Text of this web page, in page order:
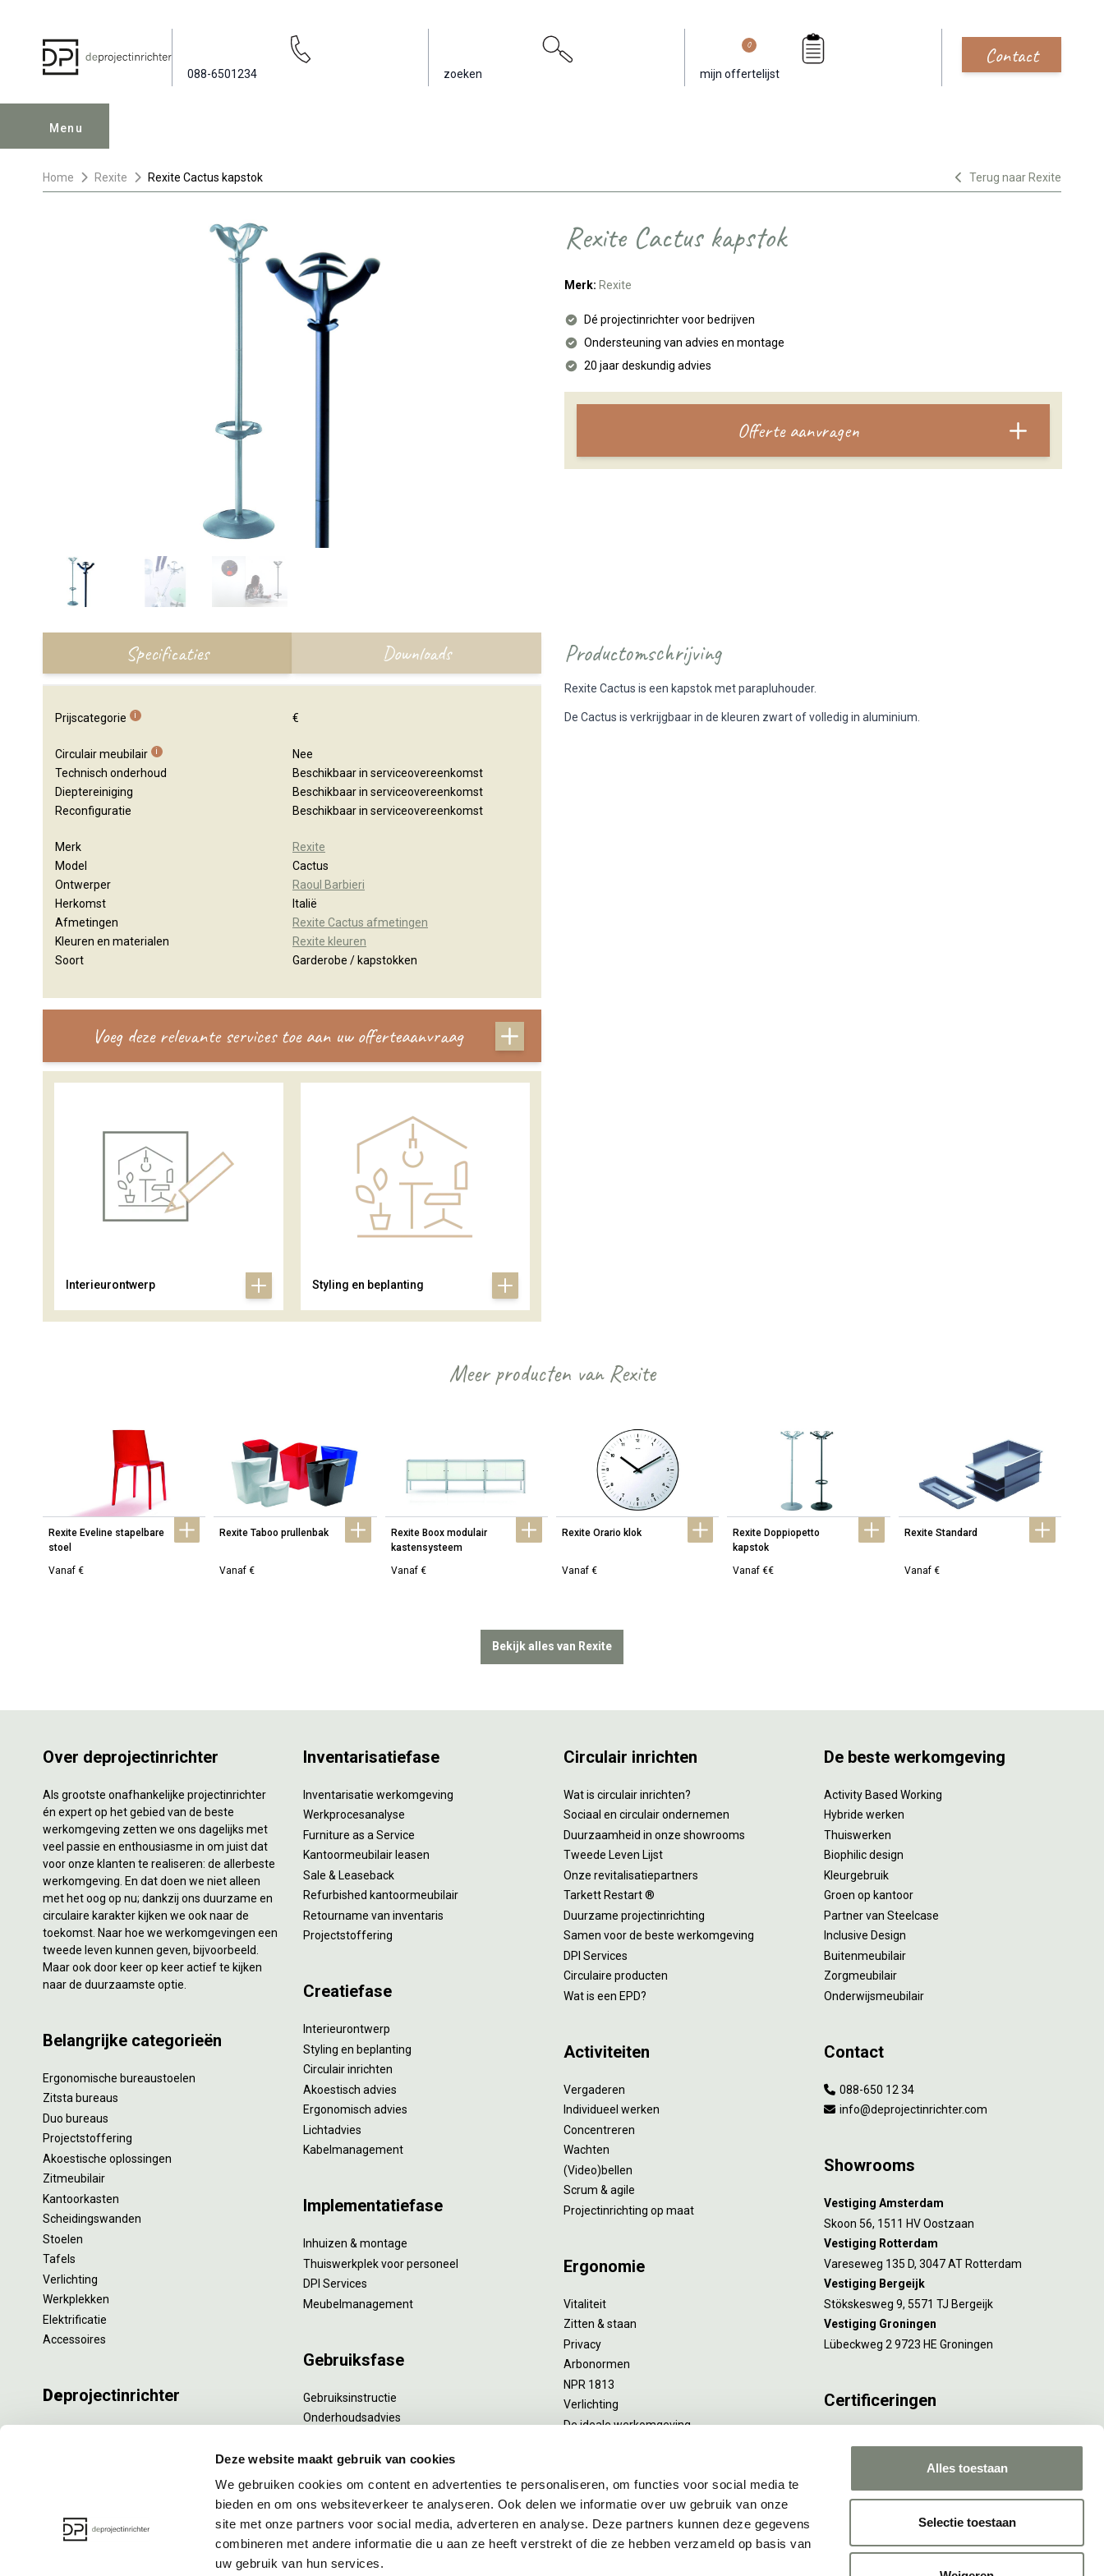
Deze website maakt gebruik van cookies
We gebruiken cookies om content en advertenties te personaliseren, om functies voor social media te
bieden en om ons websiteverkeer te analyseren. Ook delen we informatie over uw gebruik van onze
site met onze partners voor social media, adverteren en analyse. Deze partners kunnen deze gegevens
combineren met andere informatie die u aan ze heeft verstrekt of die ze hebben verzameld op basis van
uw gebruik van hun services.
Alles toestaan
Selectie toestaan
088-6501234 zoeken mijn offertelijst
0 Contact
Menu
Home Rexite Rexite Cactus kapstok Terug naar Rexite
Rexite Cactus kapstok
Merk: Rexite
Dé projectinrichter voor bedrijven
Ondersteuning van advies en montage
20 jaar deskundig advies
Offerte aanvragen
Specificaties Downloads
Prijscategorie i €
Circulair meubilair i
Nee
Technisch onderhoud
Beschikbaar in serviceovereenkomst
Dieptereiniging
Beschikbaar in serviceovereenkomst
Reconfiguratie
Beschikbaar in serviceovereenkomst
Merk
Rexite
Model
Cactus
Ontwerper
Raoul Barbieri
Herkomst
Italië
Afmetingen
Rexite Cactus afmetingen
Kleuren en materialen
Rexite kleuren
Soort
Garderobe / kapstokken
Voeg deze relevante services toe aan uw offerteaanvraag
Interieurontwerp Styling en beplanting
Productomschrijving
Rexite Cactus is een kapstok met parapluhouder.
De Cactus is verkrijgbaar in de kleuren zwart of volledig in aluminium.
Meer producten van Rexite
Rexite Eveline stapelbare
stoel
Vanaf €
Rexite Taboo prullenbak
Vanaf €
Rexite Boox modulair
kastensysteem
Vanaf €
Rexite Orario klok
Vanaf €
Rexite Doppiopetto
kapstok
Vanaf €€
Rexite Standard
Vanaf €
Bekijk alles van Rexite
Over deprojectinrichter
Als grootste onafhankelijke projectinrichter
én expert op het gebied van de beste
werkomgeving zetten we ons dagelijks met
veel passie en enthousiasme in om juist dat
voor onze klanten te realiseren: de allerbeste
werkomgeving. En dat doen we niet alleen
met het oog op nu; dankzij ons duurzame en
circulaire karakter kijken we ook naar de
toekomst. Naar hoe we werkomgevingen een
tweede leven kunnen geven, bijvoorbeeld.
Maar ook door keer op keer actief te kijken
naar de duurzaamste optie.
Belangrijke categorieën
Ergonomische bureaustoelen
Zitsta bureaus
Duo bureaus
Projectstoffering
Akoestische oplossingen
Zitmeubilair
Kantoorkasten
Scheidingswanden
Stoelen
Tafels
Verlichting
Werkplekken
Elektrificatie
Accessoires
Deprojectinrichter
Inventarisatiefase
Inventarisatie werkomgeving
Werkprocesanalyse
Furniture as a Service
Kantoormeubilair leasen
Sale & Leaseback
Refurbished kantoormeubilair
Retourname van inventaris
Projectstoffering
Creatiefase
Interieurontwerp
Styling en beplanting
Circulair inrichten
Akoestisch advies
Ergonomisch advies
Lichtadvies
Kabelmanagement
Implementatiefase
Inhuizen & montage
Thuiswerkplek voor personeel
DPI Services
Meubelmanagement
Gebruiksfase
Gebruiksinstructie
Onderhoudsadvies
Specialistische reiniging
Refurbishment
Interne verhuizing
Circulair inrichten
Wat is circulair inrichten?
Sociaal en circulair ondernemen
Duurzaamheid in onze showrooms
Tweede Leven Lijst
Onze revitalisatiepartners
Tarkett Restart ®
Duurzame projectinrichting
Samen voor de beste werkomgeving
DPI Services
Circulaire producten
Wat is een EPD?
Activiteiten
Vergaderen
Individueel werken
Concentreren
Wachten
(Video)bellen
Scrum & agile
Projectinrichting op maat
Ergonomie
Vitaliteit
Zitten & staan
Privacy
Arbonormen
NPR 1813
Verlichting
De ideale werkomgeving
De beste werkomgeving
Activity Based Working
Hybride werken
Thuiswerken
Biophilic design
Kleurgebruik
Groen op kantoor
Partner van Steelcase
Inclusive Design
Buitenmeubilair
Zorgmeubilair
Onderwijsmeubilair
Contact
088-650 12 34
info@deprojectinrichter.com
Showrooms
Vestiging Amsterdam
Skoon 56, 1511 HV Oostzaan
Vestiging Rotterdam
Vareseweg 135 D, 3047 AT Rotterdam
Vestiging Bergeijk
Stökskesweg 9, 5571 TJ Bergeijk
Vestiging Groningen
Lübeckweg 2 9723 HE Groningen
Certificeringen
Rotterdam en Culemborg.